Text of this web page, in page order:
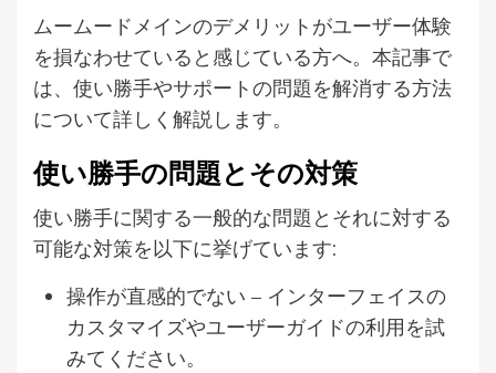
ムームードメインのデメリットがユーザー体験
を損なわせていると感じている方へ。本記事で
は、使い勝手やサポートの問題を解消する方法
について詳しく解説します。
使い勝手の問題とその対策
使い勝手に関する一般的な問題とそれに対する
可能な対策を以下に挙げています:
操作が直感的でない – インターフェイスの
カスタマイズやユーザーガイドの利用を試
みてください。